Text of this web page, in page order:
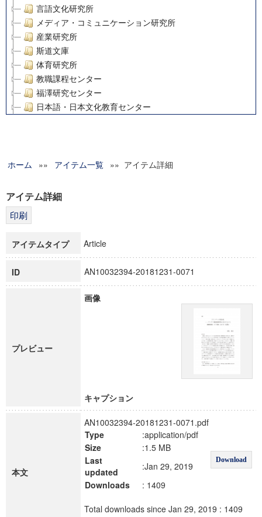
言語文化研究所
メディア・コミュニケーション研究所
産業研究所
斯道文庫
体育研究所
教職課程センター
福澤研究センター
日本語・日本文化教育センター
グローバルリサーチインスティテュート
科学研究費補助金研究成果報告書
博士課程教育リーディングプログラム「超成熟社会発展のサ
ホーム »» アイテム一覧 »» アイテム詳細
アイテム詳細
アイテムタイプ Article
ID AN10032394-20181231-0071
プレビュー
画像
キャプション
本文
AN10032394-20181231-0071.pdf
Type
:application/pdf
Download
Size
:1.5 MB
Last
updated
:Jan 29, 2019
Downloads
: 1409
Total downloads since Jan 29, 2019 : 1409